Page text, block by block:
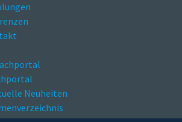
Neuheiten